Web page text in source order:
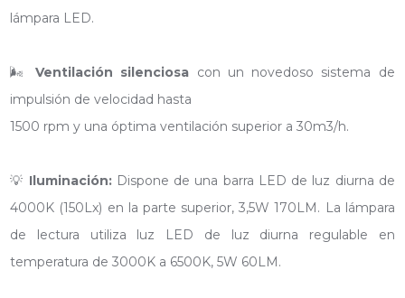
lámpara LED.
🌬 Ventilación silenciosa con un novedoso sistema de
impulsión de velocidad hasta
1500 rpm y una óptima ventilación superior a 30m3/h.
💡 Iluminación:Dispone de una barra LED de luz diurna de
4000K (150Lx) en la parte superior, 3,5W 170LM. La lámpara
de lectura utiliza luz LED de luz diurna regulable en
temperatura de 3000K a 6500K, 5W 60LM.